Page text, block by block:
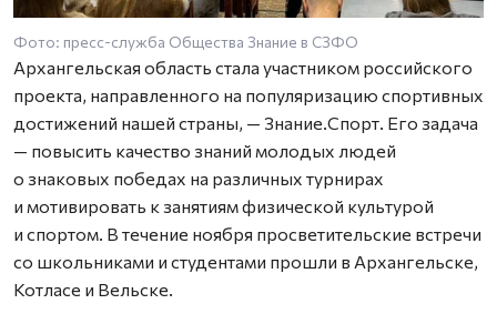
Фото: пресс-служба Общества Знание в СЗФО
Архангельская область стала участником российского
проекта, направленного на популяризацию спортивных
достижений нашей страны, — Знание.Спорт. Его задача
— повысить качество знаний молодых людей
о знаковых победах на различных турнирах
и мотивировать к занятиям физической культурой
и спортом. В течение ноября просветительские встречи
со школьниками и студентами прошли в Архангельске,
Котласе и Вельске.